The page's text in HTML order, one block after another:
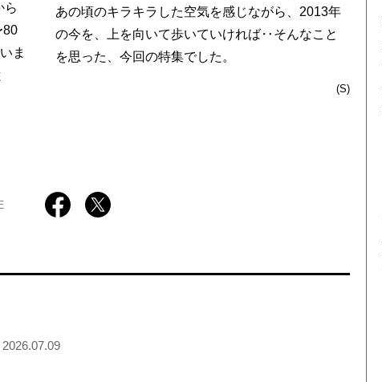
ら
80
ま
あの頃のキラキラした空気を感じながら、2013年
の今を、上を向いて歩いていければ‥そんなこと
を思った、今回の特集でした。
(S)